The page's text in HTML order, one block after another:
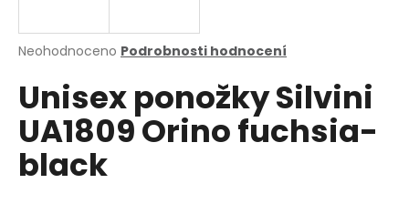
Průměrné
produktu
je
0,0
z
5
hvězdiček.
Neohodnoceno Podrobnosti hodnocení
Unisex ponožky Silvini
UA1809 Orino fuchsia-
black
j
t
?